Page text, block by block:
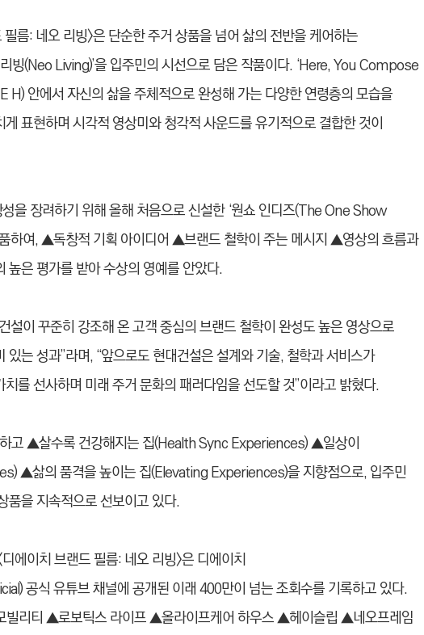
름: 네오 리빙>은 단순한 주거 상품을 넘어 삶의 전반을 케어하는
빙(Neo Living)’을 입주민의 시선으로 담은 작품이다. ‘Here, You Compose
H) 안에서 자신의 삶을 주체적으로 완성해 가는 다양한 연령층의 모습을
표현하며 시각적 영상미와 청각적 사운드를 유기적으로 결합한 것이
을 장려하기 위해 올해 처음으로 신설한 ‘원쇼 인디즈(The One Show
하여, ▲독창적 기획 아이디어 ▲브랜드 철학이 주는 메시지 ▲영상의 흐름과
높은 평가를 받아 수상의 영예를 안았다.
설이 꾸준히 강조해 온 고객 중심의 브랜드 철학이 완성도 높은 영상으로
는 성과”라며, “앞으로도 현대건설은 설계와 기술, 철학과 서비스가
를 선사하며 미래 주거 문화의 패러다임을 선도할 것”이라고 밝혔다.
하고 ▲살수록 건강해지는 집(Health Sync Experiences) ▲일상이
▲삶의 품격을 높이는 집(Elevating Experiences)을 지향점으로, 입주민
품을 지속적으로 선보이고 있다.
에이치 브랜드 필름: 네오 리빙>은 디에이치
공식 유튜브 채널에 공개된 이래 400만이 넘는 조회수를 기록하고 있다.
리티 ▲로보틱스 라이프 ▲올라이프케어 하우스 ▲헤이슬립 ▲네오프레임